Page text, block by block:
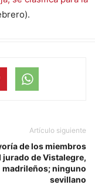
Artículo siguiente
de los miembros
jurado de Vistalegre,
madrileños; ninguno
sevillano